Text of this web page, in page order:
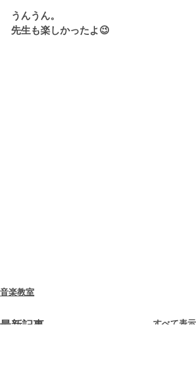
うんうん。
先生も楽しかったよ😉
音楽教室
最新記事 すべて表示